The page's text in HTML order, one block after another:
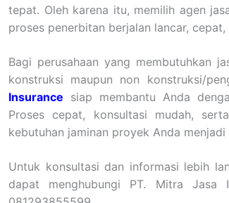
tepat. Oleh karena itu, memilih agen
proses penerbitan berjalan lancar,
Bagi perusahaan yang membutuhkan
konstruksi maupun non konstruksi/
Insurance siap membantu Anda
Proses cepat, konsultasi mudah,
kebutuhan jaminan proyek Anda
Untuk konsultasi dan informasi lebih
dapat menghubungi PT. Mitra Jasa